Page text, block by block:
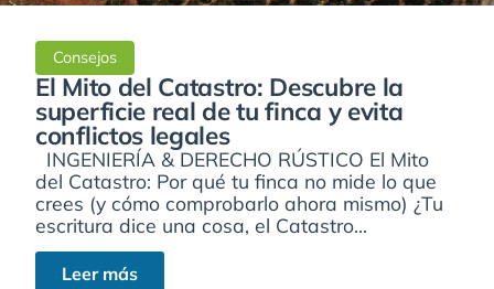
Consejos
El Mito del Catastro: Descubre la
superficie real de tu finca y evita
conflictos legales
INGENIERÍA & DERECHO RÚSTICO El Mito
del Catastro: Por qué tu finca no mide lo que
crees (y cómo comprobarlo ahora mismo) ¿Tu
escritura dice una cosa, el Catastro...
Leer más